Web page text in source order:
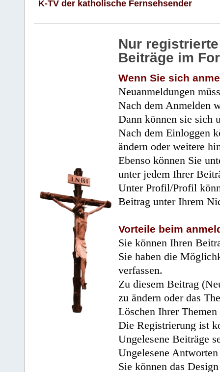
K-TV der katholische Fernsehsender
Nur
Beiträge im
Wenn Sie sich
Neuanmeldungen
Nach dem Anmelden
Dann können sie sich
Nach dem Einloggen
ändern oder weitere
Ebenso können Sie
unter jedem Ihrer
Unter Profil/Profil
Beitrag unter Ihrem
Vorteile beim
Sie können Ihren
Sie haben die
verfassen.
Zu diesem Beitrag
zu ändern oder das
Löschen Ihrer
Die Registrierung ist
Ungelesene Beiträge
Ungelesene
Sie können das